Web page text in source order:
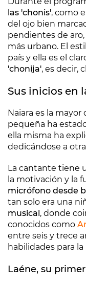
las 'chonis', como
del ojo bien
pendientes de
más urbano. El
país y ella es el
'chonija', es decir,
Sus inicios en
Naiara es la
pequeña ha
ella misma ha
dedicándose a
La cantante tiene
la motivación y la
micrófono desde
tan solo era una
musical, donde
conocidos como
entre seis y trece
habilidades para la
Laéne, su